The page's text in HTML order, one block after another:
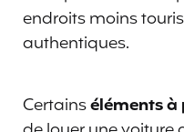
endroits moins
authentiques.
Certainséléments à